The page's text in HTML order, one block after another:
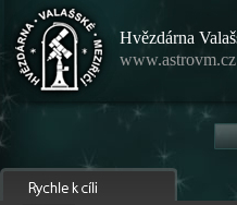
Hvězdárna
www.astrovm.cz